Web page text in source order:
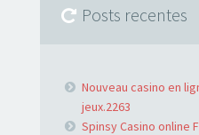
Posts recentes
Nouveau casino en
jeux.2263
Spinsy Casino online